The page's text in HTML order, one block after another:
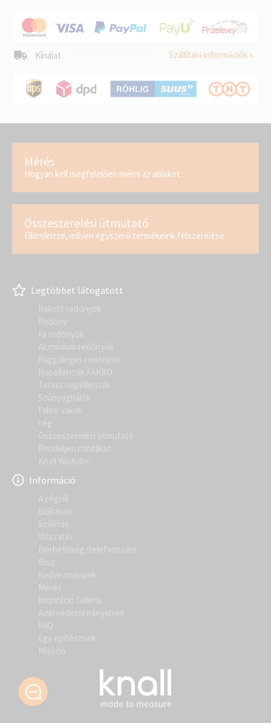
Kínálat Szállítási információk »
Mérés
Hogyan kell megfelelően mérni az ablakot
Összeszerelési útmutató
Ellenőrizze, milyen egyszerű termékeink felszerelése
Legtöbbet látogatott
Rakott redőnyök
Redőny
Fa redőnyök
Alumínium redőnyök
Függőleges redőnyök
Napellenzők FAKRO
Terasz napellenzők
Szúnyoghálók
Fakro vakok
cég
Összeszerelési útmutató
Rendeljen mintákat
Knall Youtube
Információ
A cégről
Előírások
Szállítás
Visszatér
Elérhetőség/telefonszám
Blog
Kedvezmények
Mérés
Inspiráció Galéria
Adatvédelmi irányelvek
FAQ
Egy építésznek
Misszió